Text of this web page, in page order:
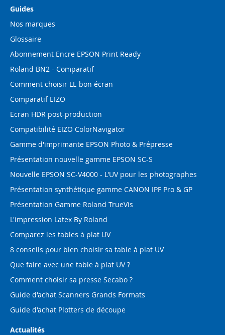
Guides
Nos marques
Glossaire
Abonnement Encre EPSON Print Ready
Roland BN2 - Comparatif
Comment choisir LE bon écran
Comparatif EIZO
Ecran HDR post-production
Compatibilité EIZO ColorNavigator
Gamme d'imprimante EPSON Photo & Prépresse
Présentation nouvelle gamme EPSON SC-S
Nouvelle EPSON SC-V4000 - L'UV pour les photographes
Présentation synthétique gamme CANON IPF Pro & GP
Présentation Gamme Roland TrueVis
L'impression Latex By Roland
Comparez les tables à plat UV
8 conseils pour bien choisir sa table à plat UV
Que faire avec une table à plat UV ?
Comment choisir sa presse Secabo ?
Guide d'achat Scanners Grands Formats
Guide d'achat Plotters de découpe
Actualités